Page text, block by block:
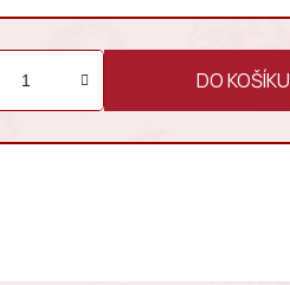
DO KOŠÍKU